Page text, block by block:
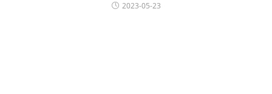
2023-05-23